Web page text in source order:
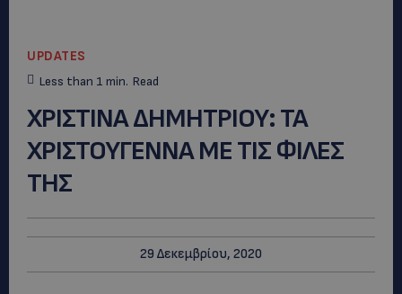
UPDATES
Less than 1 min. Read
ΧΡΙΣΤΙΝΑ ΔΗΜΗΤΡΙΟΥ: TA
XΡΙΣΤΟΥΓΕΝΝΑ ΜΕ ΤΙΣ ΦΙΛΕΣ
ΤΗΣ
29 Δεκεμβρίου, 2020